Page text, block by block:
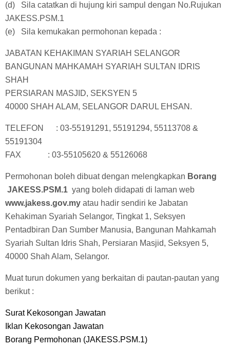
(d) Sila catatkan di hujung kiri sampul dengan No.Rujukan
JAKESS.PSM.1
(e) Sila kemukakan permohonan kepada :
JABATAN KEHAKIMAN SYARIAH SELANGOR
BANGUNAN MAHKAMAH SYARIAH SULTAN IDRIS
SHAH
PERSIARAN MASJID, SEKSYEN 5
40000 SHAH ALAM, SELANGOR DARUL EHSAN.
TELEFON : 03-55191291, 55191294, 55113708 &
55191304
FAX : 03-55105620 & 55126068
Permohonan boleh dibuat dengan melengkapkan Borang
JAKESS.PSM.1 yang boleh didapati di laman web
www.jakess.gov.my atau hadir sendiri ke Jabatan
Kehakiman Syariah Selangor, Tingkat 1, Seksyen
Pentadbiran Dan Sumber Manusia, Bangunan Mahkamah
Syariah Sultan Idris Shah, Persiaran Masjid, Seksyen 5,
40000 Shah Alam, Selangor.
Muat turun dokumen yang berkaitan di pautan-pautan yang
berikut :
Surat Kekosongan Jawatan
Iklan Kekosongan Jawatan
Borang Permohonan (JAKESS.PSM.1)